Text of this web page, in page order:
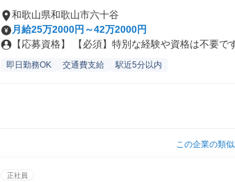
和歌山県和歌山市六十谷
月給25万2000円～42万2000円
【応募資格】 【必須】特別な経験や資格は不要で
即日勤務OK 交通費支給 駅近5分以内
この企業の類
正社員